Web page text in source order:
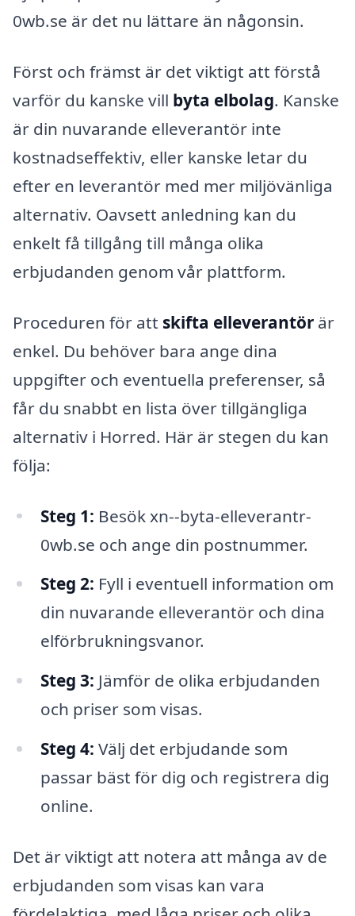
0wb.se är det nu lättare än någonsin.
Först och främst är det viktigt att förstå
varför du kanske vill byta elbolag. Kanske
är din nuvarande elleverantör inte
kostnadseffektiv, eller kanske letar du
efter en leverantör med mer miljövänliga
alternativ. Oavsett anledning kan du
enkelt få tillgång till många olika
erbjudanden genom vår plattform.
Proceduren för att skifta elleverantör är
enkel. Du behöver bara ange dina
uppgifter och eventuella preferenser, så
får du snabbt en lista över tillgängliga
alternativ i Horred. Här är stegen du kan
följa:
Steg 1: Besök xn--byta-elleverantr-
0wb.se och ange din postnummer.
Steg 2: Fyll i eventuell information om
din nuvarande elleverantör och dina
elförbrukningsvanor.
Steg 3: Jämför de olika erbjudanden
och priser som visas.
Steg 4: Välj det erbjudande som
passar bäst för dig och registrera dig
online.
Det är viktigt att notera att många av de
erbjudanden som visas kan vara